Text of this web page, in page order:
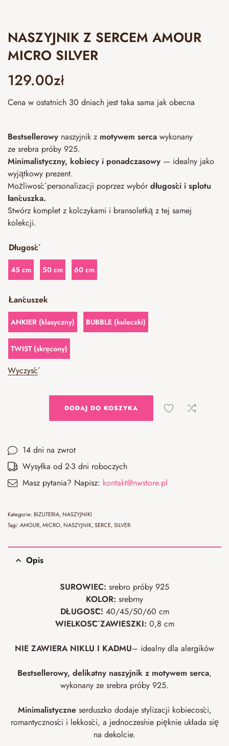
NASZYJNIK Z SERCEM AMOUR
MICRO SILVER
129.00zł
Cena w ostatnich 30 dniach jest taka sama jak obecna
Bestsellerowy naszyjnik z motywem serca wykonany
ze srebra próby 925.
Minimalistyczny, kobiecy i ponadczasowy — idealny jako
wyjątkowy prezent.
Możliwość personalizacji poprzez wybórdługości i splotu
łańcuszka.
Stwórz komplet z kolczykami i bransoletką z tej samej
kolekcji.
Długość
45 cm 50 cm 60 cm
Łańcuszek
ANKIER (klasyczny) BUBBLE (kuleczki)
TWIST (skręcony)
Wyczyść
DODAJ DO KOSZYKA
14 dni na zwrot
Wysyłka od 2-3 dni roboczych
Masz pytania? Napisz: kontakt@nwstore.pl
Kategorie:BIŻUTERIA,NASZYJNIKI
Tagi:AMOUR,MICRO,NASZYJNIK,SERCE,SILVER
Opis
SUROWIEC: srebro próby 925
KOLOR: srebrny
DŁUGOŚĆ: 40/45/50/60 cm
WIELKOŚĆ ZAWIESZKI: 0,8 cm
NIE ZAWIERA NIKLU I KADMU– idealny dla alergików
Bestsellerowy, delikatny naszyjnik z motywem serca,
wykonany ze srebra próby 925.
Minimalistyczneserduszko dodaje stylizacji kobiecości,
romantyczności i lekkości, a jednocześnie pięknie układa się
na dekolcie.